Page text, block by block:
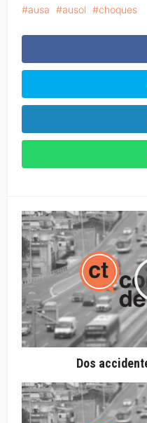
ausa ausol choques
Dos